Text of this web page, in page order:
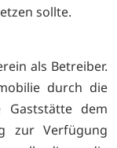
sollte.
als Betreiber.
durch die
Gaststätte dem
zur Verfügung